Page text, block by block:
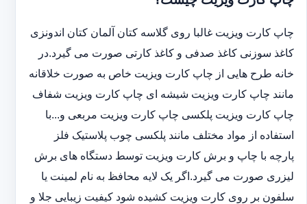
چاپ کارت ویزیت غالبا روی گلاسه کتان آلمان کتان اندونزی
کاغذ سوزنی کاغذ صدفی و کاغذ کارتی صورت می گیرد.در
خانه طرح هایی از چاپ کارت ویزیت خاص به صورت خلاقانه
مانند چاپ کارت ویزیت شیشه ای چاپ کارت ویزیت شفاف
چاپ کارت ویزیت پلکسی چاپ کارت ویزیت مربعی و...با
استفاده از مواد مختلف مانند پلکسی چوب پلاستیک فلز
پارچه با چاپ و برش کارت ویزیت توسط دستگاه های برش
لیزری صورت می گیرد.اگر یک لایه محافظ به نام لمینت یا
سلفون بر روی کارت ویزیت کشیده شود کیفیت زیبایی جلا و